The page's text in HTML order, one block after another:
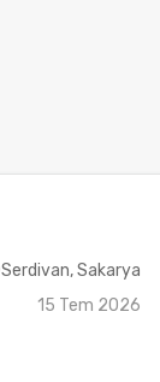
Serdivan, Sakarya
15 Tem 2026